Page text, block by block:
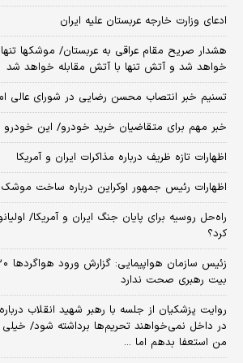
ادعای وزارت خارجه عربستان علیه ایران
هشدار صریح مقام عراقی به عربستان/ موشکها
خواهد شد و آتش تنها با آتش مقابله خواهد شد
تسنیم خبر انتصاب محسن رضایی در شورای عالی
خبر مهم برای متقاضیان خرید خودرو/ این خودرو ۸۰ میلیون ارزان شد
اظهارات تازه ظریف درباره مذاکرات ایران و آمریکا
اظهارات رئیس جمهور اوکراین درباره ساخت موشک
راه‌حل روسیه برای پایان جنگ ایران و آمریکا/
کرد؟
بیت رهبری صحت ندارد
روایت پزشکیان از جلسه با رهبر شهید انقلاب
در داخل نمی‌خواهند تحریم‌ها برداشته شود/
من استعفا بدهم اما ...